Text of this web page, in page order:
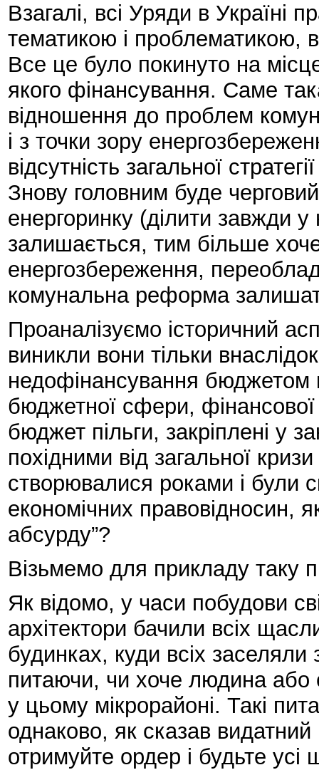
Взагалі, всі Уряди в Україні
тематикою і
Все це було покинуто на
якого фінансування. Саме
відношення до проблем
і з точки зору
відсутність загальної
Знову головним буде
енергоринку (ділити завжди
залишається, тим більше
енергозбереження,
комунальна реформа
Проаналізуємо історичний
виникли вони тільки
недофінансування бюджетом
бюджетної сфери,
бюджет пільги, закріплені у
похідними від загальної
створювалися роками і були
економічних правовідносин,
абсурду”?
Візьмемо для прикладу таку
Як відомо, у часи побудови
архітектори бачили всіх
будинках, куди всіх заселяли
питаючи, чи хоче людина або
у цьому мікрорайоні. Такі
однаково, як сказав
отримуйте ордер і будьте